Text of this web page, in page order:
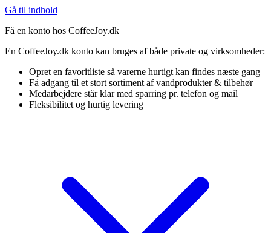
Gå til indhold
Få en konto hos CoffeeJoy.dk
En CoffeeJoy.dk konto kan bruges af både private og virksomheder:
Opret en favoritliste så varerne hurtigt kan findes næste gang
Få adgang til et stort sortiment af vandprodukter & tilbehør
Medarbejdere står klar med sparring pr. telefon og mail
Fleksibilitet og hurtig levering